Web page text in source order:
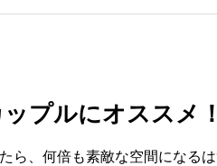
プルにオススメ！
ら、何倍も素敵な空間になる